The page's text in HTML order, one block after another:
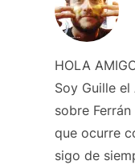
HOLA
Soy Guille
sobre
que ocurre
sigo de